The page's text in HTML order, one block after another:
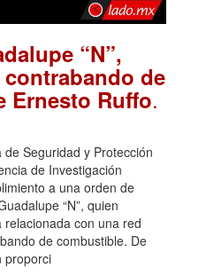
“N”,
de
Ernesto Ruffo.
Seguridad y Protección
de Investigación
a una orden de
“N”, quien
con una red
de combustible. De
proporci